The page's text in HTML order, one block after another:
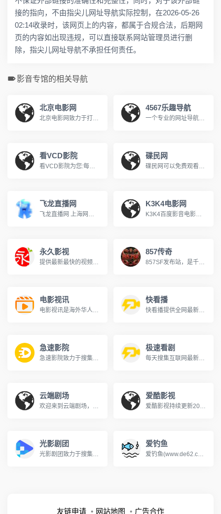
接的指向，不由指尖儿网址导航实际控制，在2026-05-26
02:14收录时，该网页上的内容，都属于合规合法，后期网
页的内容如出现违规，可以直接联系网站管理员进行删
除，指尖儿网址导航不承担任何责任。
影音专馆的相关导航
北京电影网
北京电影网致力于打造百度影音最新最全的电视剧网站，北京电影网有百度影音最新电视剧电影的介绍和高速下载地址，北京电影网有百度影音高清电影在线观看，北京电影网是电影迷的网上影吧！
4567乐趣导航
一个专业的网址导航网站,收集最乐趣的网址,最实用.最方便,最快捷,最多华人使用的上网导航!
看VCD影院
看VCD影院为您:每日更新,提供在线高速观看最新,好看的电视剧和好看的电影,新片,大片.www.kanvcd.cc
碟民网
碟民网可以免费观看2012年最新电影电视剧，支持百度影音高清点播的电影网站。不仅有好看的电影，好看的电视剧，更有湖南卫视在线直播，最新好看的台湾青春偶像剧，泰国电视剧。
飞龙直播网
飞龙直播网 上海网直播频道，免费卫星电视网络在线直播，上万部热映电影高清在线点播，最流行的音乐MTV火爆上演，最热门的新鲜视频随你点播，打造一流的超强娱乐新势力！
K3K4电影网
K3K4百度影音电影网提供最全最新电视剧，2013最新电影，最新韩剧，TVB电视剧，日剧，美剧，综艺节目等在线观看和交流，免费在线观看有普通视频播放、百度影音在线播放等播放模式，搜集整理了标清，高清完整版，BD，HD等，每天24小时不间断更新最新的电影，电视剧，综艺节目等。
永久影视
提供最新最快的视频分享数据。
857传奇
857SF发布站，是千万传奇老玩家公认的优质私服导航平台。每日全网严选，实时更新数十组优质新开传奇私服，从1.76复古怀旧到微变、轻变、中变、超变，从金币版到合击版，全版本覆盖，满足不同玩家的偏好，每日第一手传奇资讯，助您快人一步抢占新服资源，重燃热血兄弟情！
电影视讯
电影视讯是海外华人第一在线影院。我们为全球华人提供免费高清无广告、无弹窗、无黄赌毒的极致在线观影体验。豆瓣评分、最新热门视频，在线观看，告别剧荒。轻松追剧，与家人共同享受精彩电影时光。
快看播
快看播提供全网最新上映电影、热门电视剧、王牌综艺节目的免费在线观看服务。无需下载，极速加载，即点即播。每日更新院线新片、卫视热播剧集、网络独播综艺，支持手机与电脑多端流畅播放。来这里，快速找到你想看的！
急速影院
急速影院致力于搜集全网最新、最热的电影与电视剧资源，为广大影迷提供完全免费、无广告的在线观看服务。我们及时收录高清大片，让您轻松畅享极致的观影体验。
极速看剧
每天搜集互联网最新电影和电视剧，为广大用户免费提供无广告在线观看电影和电视剧服务，及时收录最新、最热、最全的电影大片,高清正版免费看。
云端剧场
欢迎来到云端剧场，您的私人免费在线影院。我们提供海量高清电影、电视剧、综艺、动漫及短剧资源，全部支持免费在线观看。在云端剧场，享受无广告、高清流畅的极致观影体验，每日同步更新，是您网络追剧的不二之选。
爱酷影视
爱酷影视持续更新2025最新电影、最新电视剧每日更新不间断，爱酷影视还为您提供近期热播电视剧剧综艺节目......等，手机无广告，爱酷影视将最新最快速的剧集提供给使用者。
光影剧团
光影剧团致力于搜集全网最新、最热的电影与电视剧资源，为广大影迷提供完全免费、无广告的在线观看服务。我们及时收录高清大片，让您轻松畅享极致的观影体验。
爱钓鱼
爱钓鱼(www.de62.com)是一个分享钓鱼、养鱼的渔乐网站，内容包括钓鱼常识、养鱼知识、钓鱼技巧、养鱼技巧、钓鱼饵料、钓具选择等知识。
友链申请 网站地图 广告合作